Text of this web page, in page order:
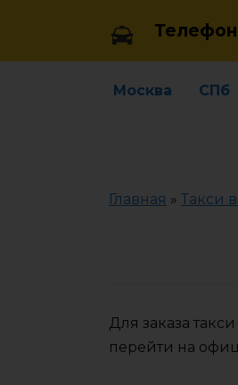
Москва СПб
Главная » Такси
Для заказа
перейти на